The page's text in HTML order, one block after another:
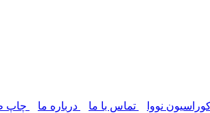
نووا تماس با ما درباره ما چاپ